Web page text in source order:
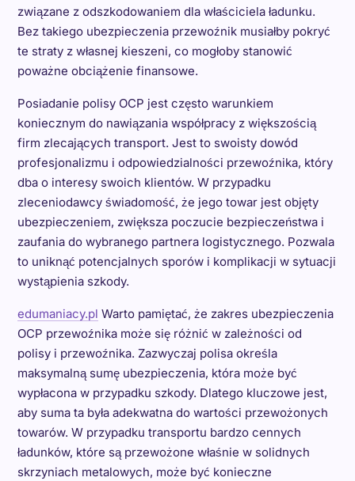
związane z odszkodowaniem dla właściciela ładunku.
Bez takiego ubezpieczenia przewoźnik musiałby pokryć
te straty z własnej kieszeni, co mogłoby stanowić
poważne obciążenie finansowe.
Posiadanie polisy OCP jest często warunkiem
koniecznym do nawiązania współpracy z większością
firm zlecających transport. Jest to swoisty dowód
profesjonalizmu i odpowiedzialności przewoźnika, który
dba o interesy swoich klientów. W przypadku
zleceniodawcy świadomość, że jego towar jest objęty
ubezpieczeniem, zwiększa poczucie bezpieczeństwa i
zaufania do wybranego partnera logistycznego. Pozwala
to uniknąć potencjalnych sporów i komplikacji w sytuacji
wystąpienia szkody.
edumaniacy.pl Warto pamiętać, że zakres ubezpieczenia
OCP przewoźnika może się różnić w zależności od
polisy i przewoźnika. Zazwyczaj polisa określa
maksymalną sumę ubezpieczenia, która może być
wypłacona w przypadku szkody. Dlatego kluczowe jest,
aby suma ta była adekwatna do wartości przewożonych
towarów. W przypadku transportu bardzo cennych
ładunków, które są przewożone właśnie w solidnych
skrzyniach metalowych, może być konieczne